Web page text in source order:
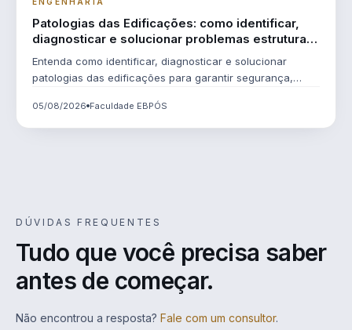
Patologias das Edificações: como identificar,
diagnosticar e solucionar problemas estruturais
Entenda como identificar, diagnosticar e solucionar
patologias das edificações para garantir segurança,
05/08/2026 Faculdade EBPÓS
DÚVIDAS FREQUENTES
Tudo que você precisa saber
antes de começar.
Não encontrou a resposta? Fale com um consultor.